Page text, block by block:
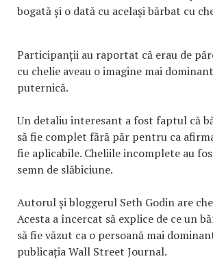
bogată și o dată cu același bărbat cu
Participanții au raportat că erau de
cu chelie aveau o imagine mai
puternică.
Un detaliu interesant a fost faptul că
să fie complet fără păr pentru ca
fie aplicabile. Cheliile incomplete au
semn de slăbiciune.
Autorul și bloggerul Seth Godin are
Acesta a încercat să explice de ce un
să fie văzut ca o persoană mai
publicația Wall Street Journal.